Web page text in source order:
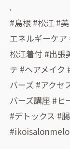
.
#島根 #松江 #
エネルギーケ
松江着付 #出張
テ #ヘアメイク
バーズ #アクセ
バーズ講座 #ヒ
#デトックス #